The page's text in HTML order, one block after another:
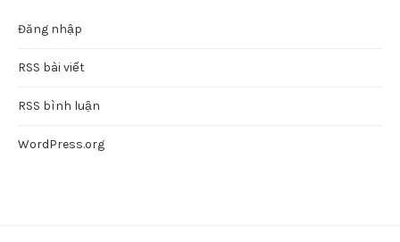
Đăng nhập
RSS bài viết
RSS bình luận
WordPress.org